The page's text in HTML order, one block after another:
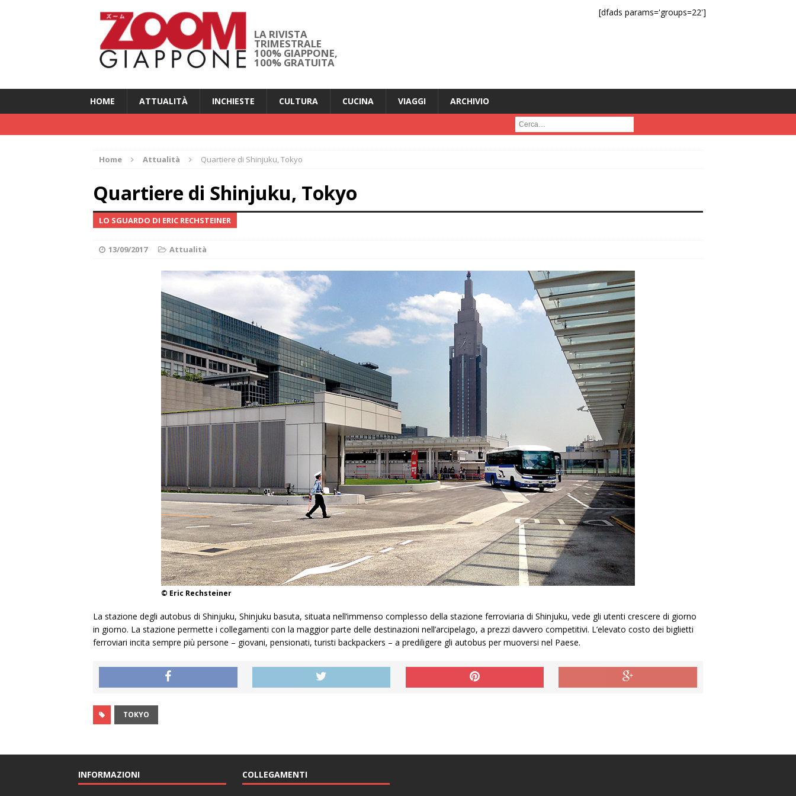
LA RIVISTA
TRIMESTRALE
100% GIAPPONE,
100% GRATUITA
[dfads params='groups=22']
HOME ATTUALITÀ INCHIESTE CULTURA CUCINA VIAGGI
ARCHIVIO
Cerca :
Home Attualità Quartiere di Shinjuku, Tokyo
Quartiere di Shinjuku, Tokyo
LO SGUARDO DI ERIC RECHSTEINER
13/09/2017 Attualità
© Eric Rechsteiner
La stazione degli autobus di Shinjuku, Shinjuku basuta, situata nell’immenso complesso della stazione ferroviaria di Shinjuku, vede gli utenti crescere di giorno
in giorno. La stazione permette i collegamenti con la maggior parte delle destinazioni nell’arcipelago, a prezzi davvero competitivi. L’elevato costo dei biglietti
ferroviari incita sempre più persone – giovani, pensionati, turisti backpackers – a prediligere gli autobus per muoversi nel Paese.
TOKYO
INFORMAZIONI COLLEGAMENTI